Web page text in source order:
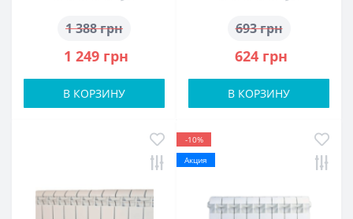
1 388 грн
1 249 грн
В КОРЗИНУ
693 грн
624 грн
В КОРЗИНУ
-10%
Акция